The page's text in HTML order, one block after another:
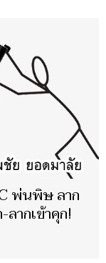
พ่นพิษ ลาก
ากเข้าคุก!